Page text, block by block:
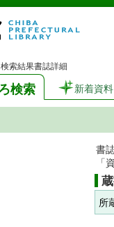
索結果書誌詳細
検索 新着資料
書
「
所